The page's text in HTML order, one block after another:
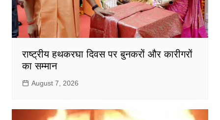
राष्ट्रीय हथकरघा दिवस पर बुनकरों और कारीगरों
का सम्मान
August 7, 2026